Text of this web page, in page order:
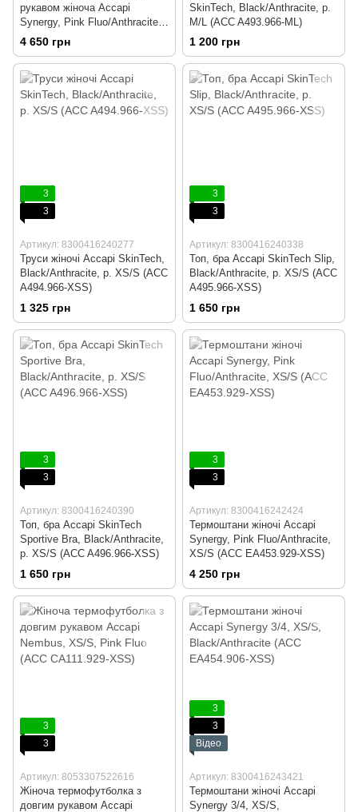
рукавом жіноча Accapi
Synergy, Pink Fluo/Anthracite,
XS/S (ACC EA451.929-XSS)
4 650 грн
SkinTech, Black/Anthracite, р.
M/L (ACC A493.966-ML)
1 200 грн
3
3
Артикул: 8300416240277
Труси жіночі Accapi SkinTech,
Black/Anthracite, р. XS/S (ACC
A494.966-XSS)
1 325 грн
3
3
Артикул: 8300416240338
Топ, бра Accapi SkinTech Slip,
Black/Anthracite, р. XS/S (ACC
A495.966-XSS)
1 650 грн
3
3
Артикул: 8300416240390
Топ, бра Accapi SkinTech
Sportive Bra, Black/Anthracite,
р. XS/S (ACC A496.966-XSS)
1 650 грн
3
3
Артикул: 8300416242424
Термоштани жіночі Accapi
Synergy, Pink Fluo/Anthracite,
XS/S (ACC EA453.929-XSS)
4 250 грн
3
3
Артикул: 8053307522616
Жіноча термофутболка з
довгим рукавом Accapi
3
3
Відео
Артикул: 8300416243421
Термоштани жіночі Accapi
Synergy 3/4, XS/S,